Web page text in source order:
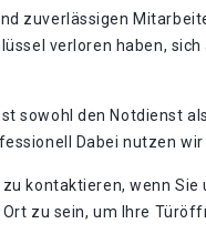
zuverlässigen
verloren haben,
sowohl den Notdienst
Dabei nutzen
kontaktieren, wenn
zu sein, um Ihre